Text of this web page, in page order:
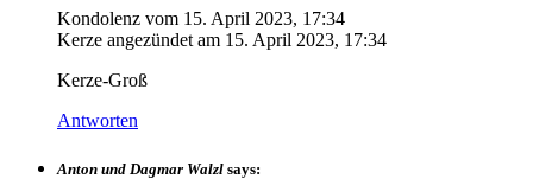
Kondolenz vom 15. April 2023, 17:34
Kerze angezündet am 15. April 2023, 17:34
Kerze-Groß
Antworten
Anton und Dagmar Walzl says: